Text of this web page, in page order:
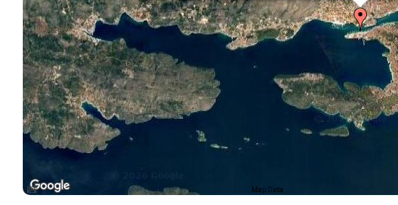
Map Data